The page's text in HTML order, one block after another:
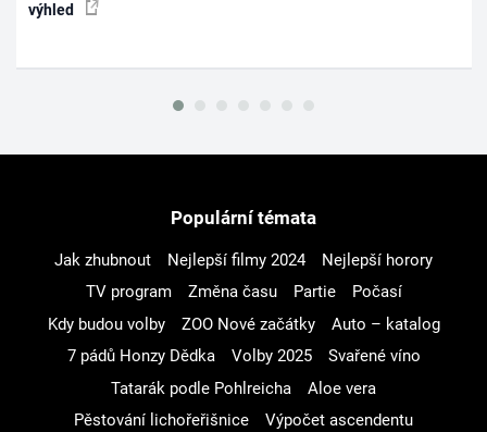
výhled
Populární témata
Jak zhubnout Nejlepší filmy 2024
Nejlepší horory
TV program
Změna času Partie
Počasí
Kdy budou volby
ZOO Nové začátky
Auto – katalog
7 pádů Honzy Dědka
Volby 2025
Svařené víno
Tatarák podle Pohlreicha
Aloe vera
Pěstování lichořeřišnice
Výpočet ascendentu